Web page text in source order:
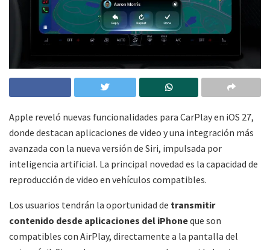
Apple reveló nuevas funcionalidades para CarPlay en iOS 27,
donde destacan aplicaciones de video y una integración más
avanzada con la nueva versión de Siri, impulsada por
inteligencia artificial. La principal novedad es la capacidad de
reproducción de video en vehículos compatibles.
Los usuarios tendrán la oportunidad de transmitir
contenido desde aplicaciones del iPhoneque son
compatibles con AirPlay, directamente a la pantalla del